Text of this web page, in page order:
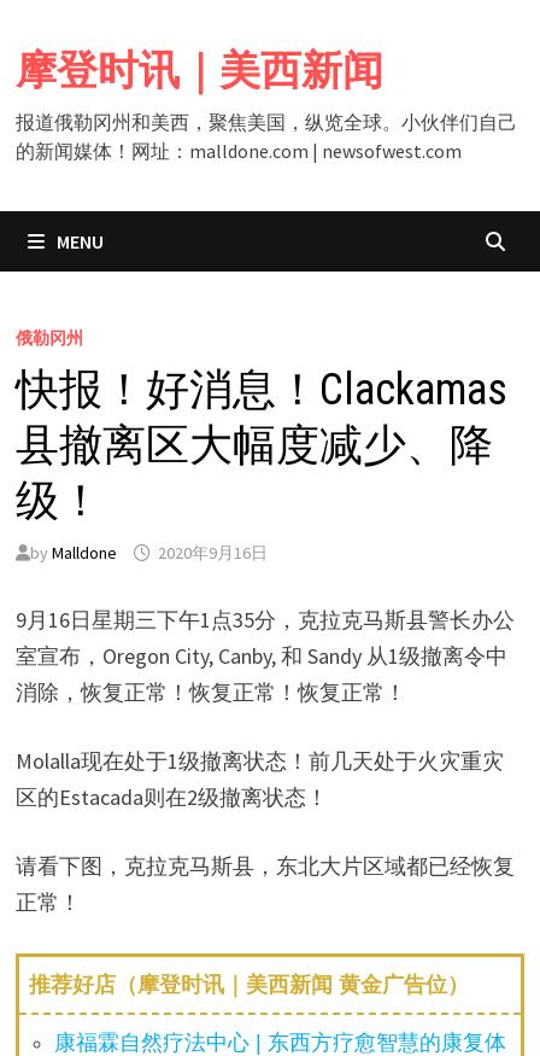
content
摩登时讯｜美西新闻
报道俄勒冈州和美西，聚焦美国，纵览全球。小伙伴们自己
的新闻媒体！网址：malldone.com | newsofwest.com
MENU
俄勒冈州
快报！好消息！Clackamas
县撤离区大幅度减少、降
级！
by Malldone 2020年9月16日
9月16日星期三下午1点35分，克拉克马斯县警长办公
室宣布，Oregon City, Canby, 和 Sandy 从1级撤离令中
消除，恢复正常！恢复正常！恢复正常！
Molalla现在处于1级撤离状态！前几天处于火灾重灾
区的Estacada则在2级撤离状态！
请看下图，克拉克马斯县，东北大片区域都已经恢复
正常！
推荐好店（摩登时讯｜美西新闻 黄金广告位）
康福霖自然疗法中心 | 东西方疗愈智慧的康复体